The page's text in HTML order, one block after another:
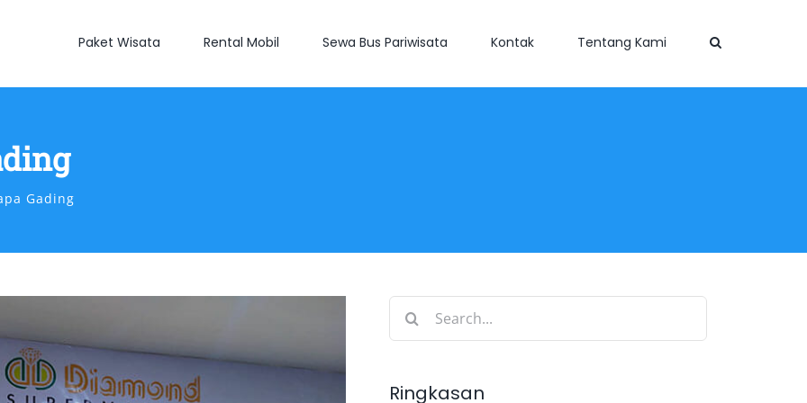
Paket Wisata Rental Mobil Sewa Bus Pariwisata Kontak Tentang Kami
Gading
Search
Ringkasan